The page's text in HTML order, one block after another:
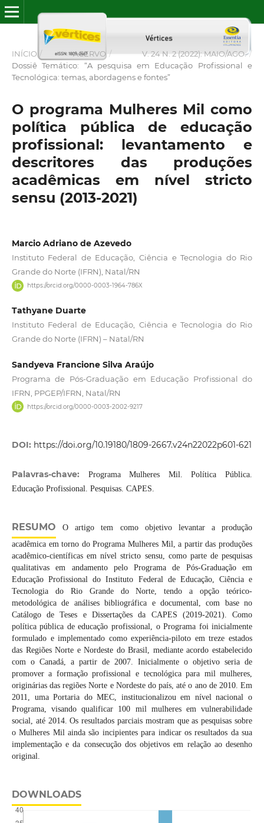
INÍCIO / ACERVO / V. 24 N. 2 (2022): MAIO/AGO. /
Dossiê Temático: “A pesquisa em Educação Profissional e
Tecnológica: temas, abordagens e fontes”
O programa Mulheres Mil como
política pública de educação
profissional: levantamento e
descritores das produções
acadêmicas em nível stricto
sensu (2013-2021)
Marcio Adriano de Azevedo
Instituto Federal de Educação, Ciência e Tecnologia do Rio
Grande do Norte (IFRN), Natal/RN
https://orcid.org/0000-0003-1964-786X
Tathyane Duarte
Instituto Federal de Educação, Ciência e Tecnologia do Rio
Grande do Norte (IFRN) – Natal/RN
Sandyeva Francione Silva Araújo
Programa de Pós-Graduação em Educação Profissional do
IFRN, PPGEP/IFRN, Natal/RN
https://orcid.org/0000-0003-2002-9217
DOI: https://doi.org/10.19180/1809-2667.v24n22022p601-621
Palavras-chave:
Programa Mulheres Mil. Política Pública.
Educação Profissional. Pesquisas. CAPES.
RESUMO O artigo tem como objetivo levantar a produção
acadêmica em torno do Programa Mulheres Mil, a partir das produções
acadêmico-científicas em nível stricto sensu, como parte de pesquisas
qualitativas em andamento pelo Programa de Pós-Graduação em
Educação Profissional do Instituto Federal de Educação, Ciência e
Tecnologia do Rio Grande do Norte, tendo a opção teórico-
metodológica de análises bibliográfica e documental, com base no
Catálogo de Teses e Dissertações da CAPES (2019-2021). Como
política pública de educação profissional, o Programa foi inicialmente
formulado e implementado como experiência-piloto em treze estados
das Regiões Norte e Nordeste do Brasil, mediante acordo estabelecido
com o Canadá, a partir de 2007. Inicialmente o objetivo seria de
promover a formação profissional e tecnológica para mil mulheres,
originárias das regiões Norte e Nordeste do país, até o ano de 2010. Em
2011, uma Portaria do MEC, institucionalizou em nível nacional o
Programa, visando qualificar 100 mil mulheres em vulnerabilidade
social, até 2014. Os resultados parciais mostram que as pesquisas sobre
o Mulheres Mil ainda são incipientes para indicar os resultados da sua
implementação e da consecução dos objetivos em relação ao desenho
original.
DOWNLOADS